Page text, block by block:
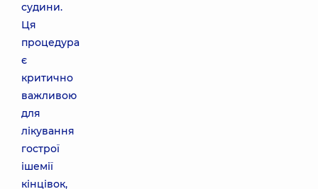
судини.
Ця
процедура
є
критично
важливою
для
лікування
гострої
ішемії
кінцівок,